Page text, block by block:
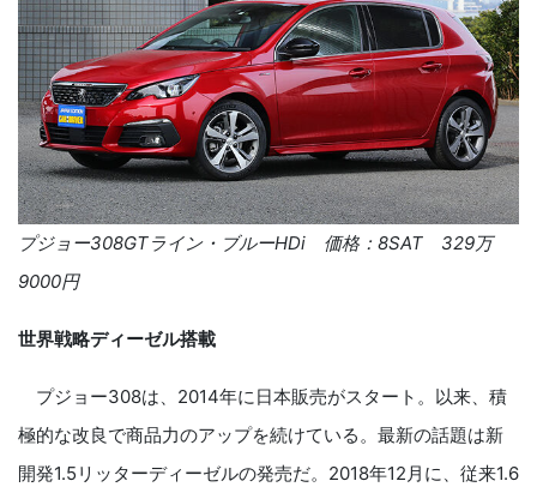
プジョー308GTライン・ブルーHDi 価格： 8SAT 329万
9000円
世界戦略ディーゼル搭載
プジョー308は、 2014年に日本販売がスタート。以来、積
極的な改良で商品力のアップを続けている。最新の話題は新
開発1.5 リッターディーゼルの発売だ。 2018年12月に、従来1.6